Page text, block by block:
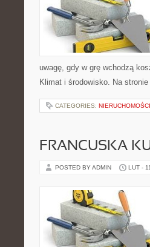
uwagę, gdy w grę wchodzą
Klimat i środowisko. Na
CATEGORIES: NIERUCHOMOŚCI
FRANCUSKA
POSTED BY ADMIN LUT -